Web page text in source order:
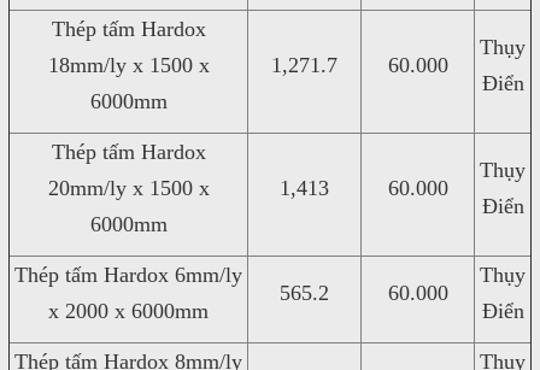
Thép tấm Hardox
18mm/ly x 1500 x
6000mm
1,271.7 60.000
Thụy
Điển
Thép tấm Hardox
20mm/ly x 1500 x
6000mm
1,413 60.000
Thụy
Điển
Thép tấm Hardox 6mm/ly
x 2000 x 6000mm
565.2 60.000
Thụy
Điển
Thép tấm Hardox 8mm/ly Thụy